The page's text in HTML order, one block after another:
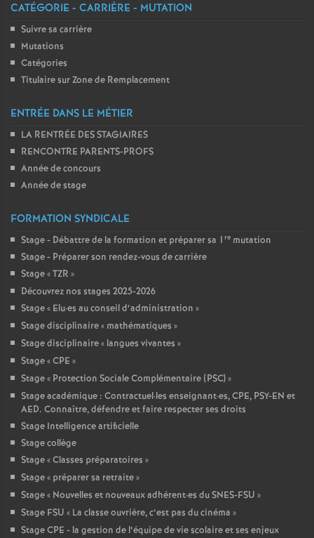
CATÉGORIE - CARRIÈRE - MUTATION
Suivre sa carrière
Mutations
Catégories
Titulaire sur Zone de Remplacement
ENTRÉE DANS LE MÉTIER
LA RENTRÉE DES STAGIAIRES
RENCONTRE PARENTS-PROFS
Année de concours
Année de stage
FORMATION SYNDICALE
Stage - Débattre de la formation et préparer sa 1 re mutation
Stage - Préparer son rendez-vous de carrière
Stage «TZR »
Découvrez nos stages 2025-2026
Stage « Elu·es au conseil d’administration »
Stage disciplinaire « mathématiques »
Stage disciplinaire « langues vivantes »
Stage «CPE »
Stage « Protection Sociale Complémentaire (PSC)»
Stage académique : Contractuel·les enseignant·es, CPE, PSY-EN et
AED. Connaître, défendre et faire respecter ses droits
Stage Intelligence artificielle
Stage collège
Stage «Classes préparatoires »
Stage « préparer sa retraite»
Stage « Nouvelles et nouveaux adhérent·es du SNES-FSU »
Stage FSU « La classe ouvrière, c’est pas du cinéma »
Stage CPE - la gestion de l’équipe de vie scolaire et ses enjeux